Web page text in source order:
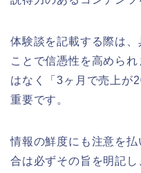
体験談を記載する際は
ことで信憑性を高めら
はなく「3ヶ月で売上が
重要です。
情報の鮮度にも注意を
合は必ずその旨を明記